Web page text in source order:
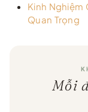
Kinh Nghiệm
Quan Trọng
Mỗi